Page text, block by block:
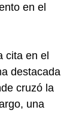
en el
cita en el
destacada
cruzó la
una